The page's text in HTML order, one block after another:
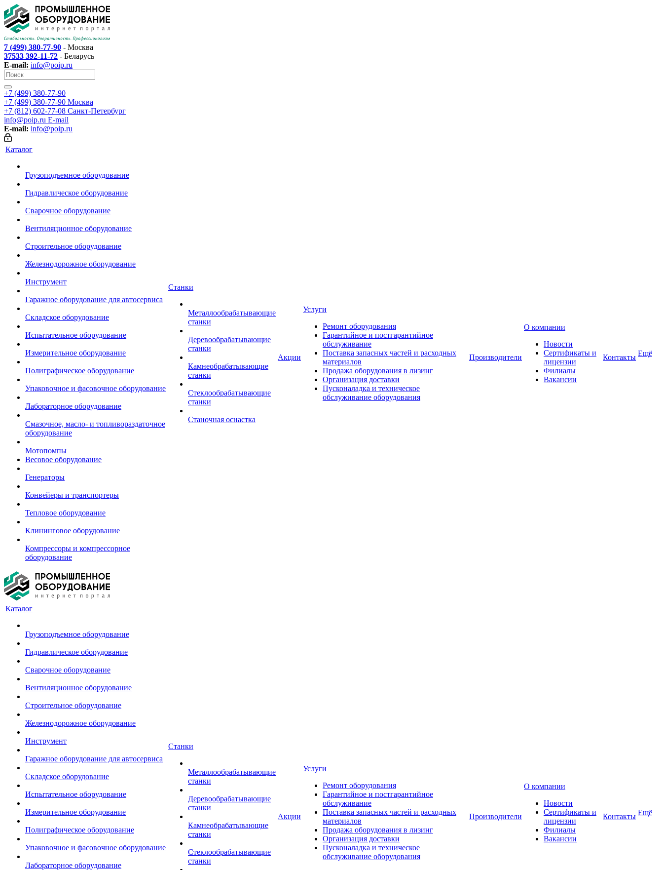
7 (499) 380-77-90 - Москва
37533 392-11-72 - Беларусь
E-mail: info@poip.ru
+7 (499) 380-77-90
+7 (499) 380-77-90 Москва
+7 (812) 602-77-08 Санкт-Петербург
info@poip.ru E-mail
E-mail: info@poip.ru
Каталог
Грузоподъемное оборудование
Гидравлическое оборудование
Сварочное оборудование
Вентиляционное оборудование
Строительное оборудование
Железнодорожное оборудование
Инструмент
Гаражное оборудование для автосервиса
Складское оборудование
Испытательное оборудование
Измерительное оборудование
Полиграфическое оборудование
Упаковочное и фасовочное оборудование
Лабораторное оборудование
Смазочное, масло- и топливораздаточное
оборудование
Мотопомпы
Весовое оборудование
Генераторы
Конвейеры и транспортеры
Тепловое оборудование
Клининговое оборудование
Компрессоры и компрессорное
оборудование
Станки
Металлообрабатывающие
станки
Деревообрабатывающие
станки
Камнеобрабатывающие
станки
Стеклообрабатывающие
станки
Станочная оснастка
Акции
Услуги
Ремонт оборудования
Гарантийное и постгарантийное
обслуживание
Поставка запасных частей и расходных
материалов
Продажа оборудования в лизинг
Организация доставки
Пусконаладка и техническое
обслуживание оборудования
Производители
О компании
Новости
Сертификаты и
лицензии
Филиалы
Вакансии
Контакты Ещё
Каталог
Грузоподъемное оборудование
Гидравлическое оборудование
Сварочное оборудование
Вентиляционное оборудование
Строительное оборудование
Железнодорожное оборудование
Инструмент
Гаражное оборудование для автосервиса
Складское оборудование
Испытательное оборудование
Измерительное оборудование
Полиграфическое оборудование
Упаковочное и фасовочное оборудование
Лабораторное оборудование
Станки
Металлообрабатывающие
станки
Деревообрабатывающие
станки
Камнеобрабатывающие
станки
Стеклообрабатывающие
станки
Акции
Услуги
Ремонт оборудования
Гарантийное и постгарантийное
обслуживание
Поставка запасных частей и расходных
материалов
Продажа оборудования в лизинг
Организация доставки
Пусконаладка и техническое
обслуживание оборудования
Производители
О компании
Новости
Сертификаты и
лицензии
Филиалы
Вакансии
Контакты Ещё